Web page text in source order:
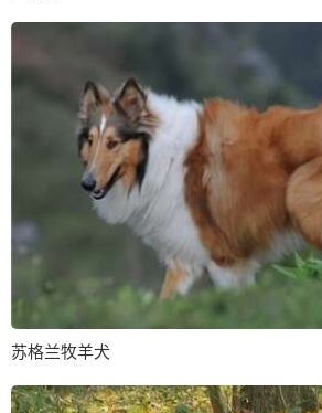
苏格兰牧羊犬